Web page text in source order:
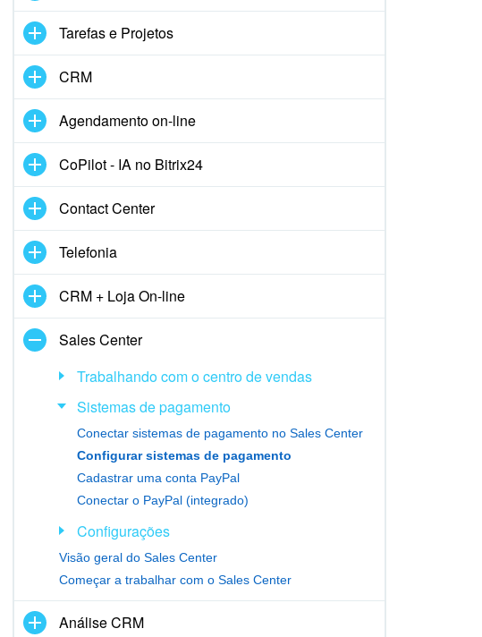
Tarefas e Projetos
CRM
Agendamento on-line
CoPilot - IA no Bitrix24
Contact Center
Telefonia
CRM + Loja On-line
Sales Center
Trabalhando com o centro de vendas
Sistemas de pagamento
Conectar sistemas de pagamento no Sales Center
Configurar sistemas de pagamento
Cadastrar uma conta PayPal
Conectar o PayPal (integrado)
Configurações
Visão geral do Sales Center
Começar a trabalhar com o Sales Center
Análise CRM